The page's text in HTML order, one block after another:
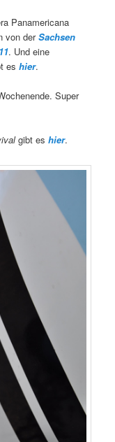
Panamericana
von derSachsen
. Und eine
eshier.
Super
gibt eshier.